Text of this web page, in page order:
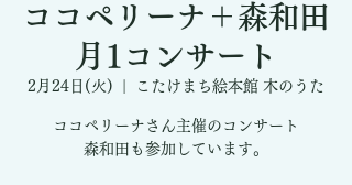
ココペリーナ＋森和田
月1コンサート
2月24日(火) こたけまち絵本館 木のうた
ココペリーナさん主催のコンサート
森和田も参加しています。